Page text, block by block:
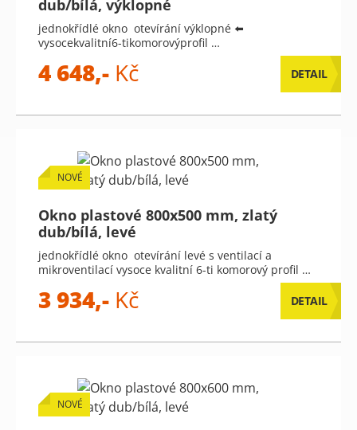
dub/bílá, výklopné
jednokřídlé okno otevírání výklopné ⬅️
vysocekvalitní6-tikomorovýprofil …
4 648,- Kč DETAIL
NOVÉ
Okno plastové 800x500 mm, zlatý
dub/bílá, levé
jednokřídlé okno otevírání levé s ventilací a
mikroventilací vysoce kvalitní 6-ti komorový profil …
3 934,- Kč DETAIL
NOVÉ